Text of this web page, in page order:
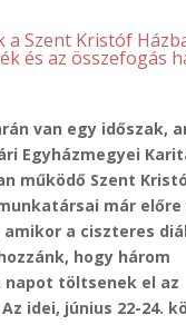
a Szent Kristóf
és az összefogás
van egy időszak,
Egyházmegyei
működő Szent
már előre
amikor a ciszteres
hogy három
töltsenek el az
idei, június 22-24.